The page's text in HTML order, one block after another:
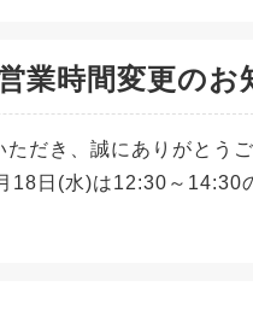
業時間変更のお
ただき、誠にありがと
18日(水)は12:30～